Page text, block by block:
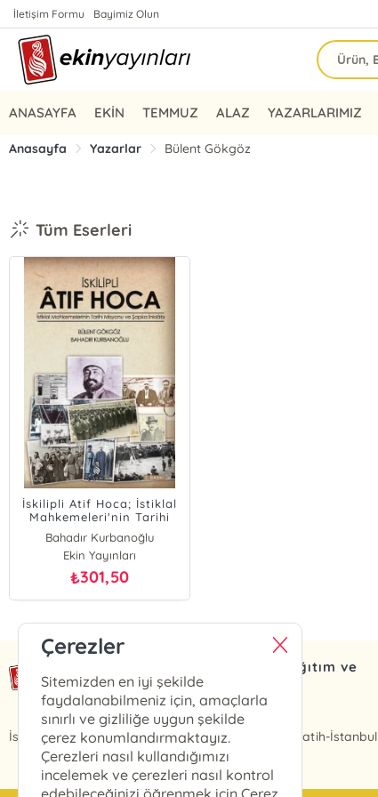
İletişim Formu Bayimiz Olun
ANASAYFA EKİN TEMMUZ ALAZ YAZARLARIMIZ
Anasayfa Yazarlar Bülent Gökgöz
Tüm Eserleri
İskilipli Atif Hoca; İstiklal
Mahkemeleri'nin Tarihi
Misyonu ve Şapka İnkılabı
Bahadır Kurbanoğlu
Bülent Gökgöz
Ekin Yayınları
₺301,50
Ekin Haber Yayın Basın Dağıtım ve
Org. Tic. Ltd. Şti
Ekin Yayınları
İskenderpaşa Mah. Feyzullah Efendi Sk. No:15/A Fatih-İstanbul
Çerezler
Sitemizden en iyi şekilde
faydalanabilmeniz için, amaçlarla
sınırlı ve gizliliğe uygun şekilde
çerez konumlandırmaktayız.
Çerezleri nasıl kullandığımızı
incelemek ve çerezleri nasıl kontrol
edebileceğinizi öğrenmek için Çerez